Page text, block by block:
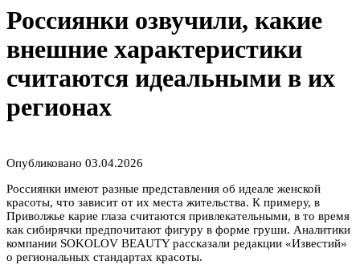
Россиянки озвучили, какие
внешние характеристики
считаются идеальными в их
регионах
Опубликовано 03.04.2026
Россиянки имеют разные представления об идеале женской
красоты, что зависит от их места жительства. К примеру, в
Приволжье карие глаза считаются привлекательными, в то время
как сибирячки предпочитают фигуру в форме груши. Аналитики
компании SOKOLOV BEAUTY рассказали редакции «Известий»
о региональных стандартах красоты.